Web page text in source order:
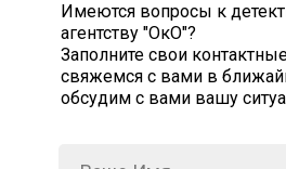
Имеются вопросы к
агентству "ОкО"?
Заполните свои
свяжемся с вами в
обсудим с вами вашу